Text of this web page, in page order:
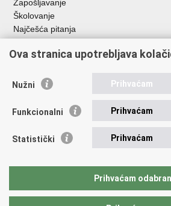
Zapošljavanje
Školovanje
Najčešća pitanja
Važne poveznice
EMN Nacionalna kontaktna točka za
Policijska akademija
Zaklada policijske solidarnosti
Udruge
Ova stranica upotrebljava
Nužni Prihvaćam
Funkcionalni Prihvaćam
Statistički Prihvaćam
Prihvaćam